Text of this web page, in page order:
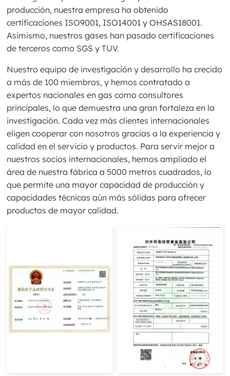
producción, nuestra empresa ha obtenido
certificaciones ISO9001, ISO14001 y OHSAS18001.
Asimismo, nuestros gases han pasado certificaciones
de terceros como SGS y TUV.
Nuestro equipo de investigación y desarrollo ha crecido
a más de 100 miembros, y hemos contratado a
expertos nacionales en gas como consultores
principales, lo que demuestra una gran fortaleza en la
investigación. Cada vez más clientes internacionales
eligen cooperar con nosotros gracias a la experiencia y
calidad en el servicio y productos. Para servir mejor a
nuestros socios internacionales, hemos ampliado el
área de nuestra fábrica a 5000 metros cuadrados, lo
que permite una mayor capacidad de producción y
capacidades técnicas aún más sólidas para ofrecer
productos de mayor calidad.